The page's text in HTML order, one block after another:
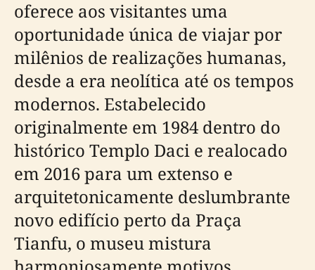
oferece aos visitantes uma
oportunidade única de viajar por
milênios de realizações humanas,
desde a era neolítica até os tempos
modernos. Estabelecido
originalmente em 1984 dentro do
histórico Templo Daci e realocado
em 2016 para um extenso e
arquitetonicamente deslumbrante
novo edifício perto da Praça
Tianfu, o museu mistura